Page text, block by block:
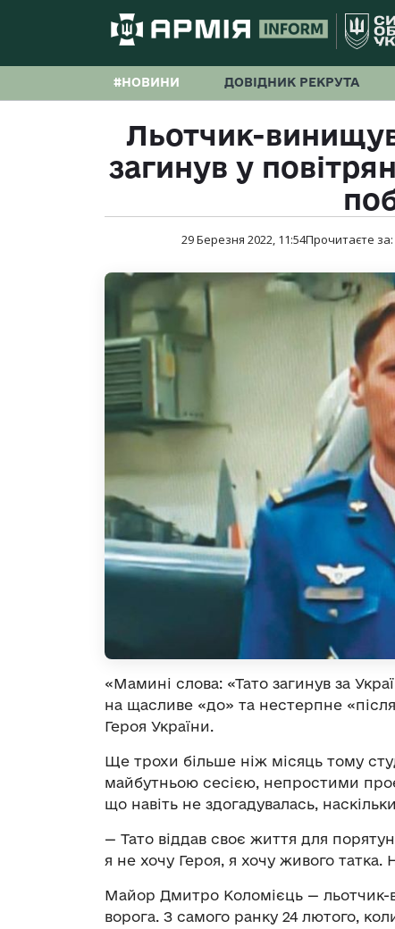
#НОВИНИ ДОВІДНИК РЕКРУТА
Льотчик-
загинув у
29 Березня 2022, 11:54Прочитаєте за:
«Мамині слова: «Тато загинув за
на щасливе «до» та нестерпне
Героя України.
Ще трохи більше ніж місяць тому
майбутньою сесією, непростими
що навіть не здогадувалась,
— Тато віддав своє життя для
я не хочу Героя, я хочу живого
Майор Дмитро Коломієць — льотчик-
ворога. З самого ранку 24 лютого,